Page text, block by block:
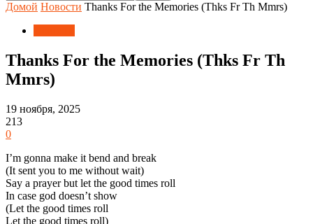
Домой Новости Thanks For the Memories (Thks Fr Th Mmrs)
Thanks For the Memories (Thks Fr Th
Mmrs)
19 ноября, 2025
213
0
I’m gonna make it bend and break
(It sent you to me without wait)
Say a prayer but let the good times roll
In case god doesn’t show
(Let the good times roll
Let the good times roll)